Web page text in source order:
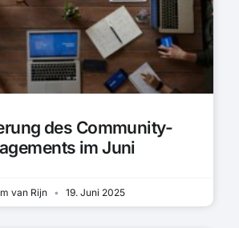
des Community-
im Juni
van Rijn 19. Juni 2025